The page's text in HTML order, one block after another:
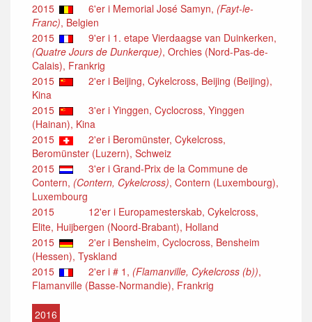
2015 6'er i Memorial José Samyn, (Fayt-le-
Franc), Belgien
2015
9'er i 1. etape Vierdaagse van Duinkerken,
(Quatre Jours de Dunkerque), Orchies (Nord-Pas-de-
Calais), Frankrig
2015
2'er i Beijing, Cykelcross, Beijing (Beijing),
Kina
2015
3'er i Yinggen, Cyclocross, Yinggen
(Hainan), Kina
2015
2'er i Beromünster, Cykelcross,
Beromünster (Luzern), Schweiz
2015
3'er i Grand-Prix de la Commune de
Contern, (Contern, Cykelcross), Contern (Luxembourg),
Luxembourg
2015
12'er i Europamesterskab, Cykelcross,
Elite, Huijbergen (Noord-Brabant), Holland
2015
2'er i Bensheim, Cyclocross, Bensheim
(Hessen), Tyskland
2015
2'er i # 1, (Flamanville, Cykelcross (b)),
Flamanville (Basse-Normandie), Frankrig
2016